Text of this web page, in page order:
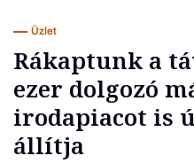
Üzlet
Rákaptunk a
ezer dolgozó
irodapiacot is
állítja